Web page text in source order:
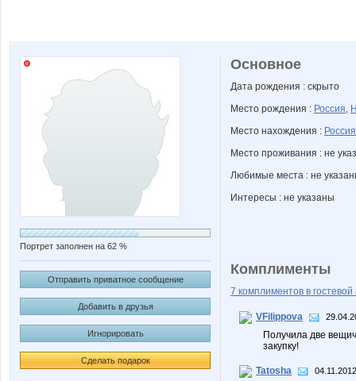
Портрет заполнен на 62 %
Отправить приватное сообщение
Добавить в друзья
Игнорировать
Сделать подарок
Основное
Дата рождения : скрыто
Место рождения : Россия,
Место нахождения : Россия
Место проживания : не
Любимые места : не
Интересы : не указаны
Комплименты
7 комплиментов в гостевой
VFilippova
Получила две
закупку!
Tatosha